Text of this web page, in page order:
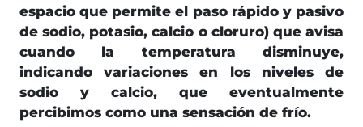
espacio que permite el paso rápido y pasivo
de sodio, potasio, calcio o cloruro) que avisa
cuando la temperatura disminuye,
indicando variaciones en los niveles de
sodio y calcio, que eventualmente
percibimos como una sensación de frío.